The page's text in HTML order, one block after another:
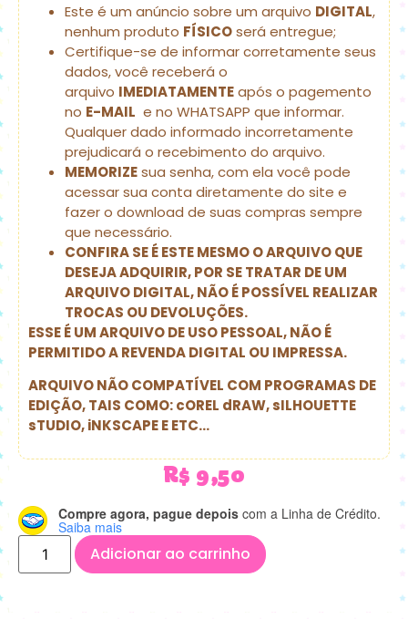
Este é um anúncio sobre um arquivo DIGITAL,
nenhum produto FÍSICOserá entregue;
Certifique-se de informar corretamente seus
dados, você receberá o
arquivo IMEDIATAMENTEapós o pagemento
no E-MAIL e no WHATSAPP que informar.
Qualquer dado informado incorretamente
prejudicará o recebimento do arquivo.
MEMORIZEsua senha, com ela você pode
acessar sua conta diretamente do site e
fazer o download de suas compras sempre
que necessário.
CONFIRA SE É ESTE MESMO O ARQUIVO QUE
DESEJA ADQUIRIR, POR SE TRATAR DE UM
ARQUIVO DIGITAL, NÃO É POSSÍVEL REALIZAR
TROCAS OU DEVOLUÇÕES.
ESSE É UM ARQUIVO DE USO PESSOAL, NÃO É
PERMITIDO A REVENDA DIGITAL OU IMPRESSA.
ARQUIVO NÃO COMPATÍVEL COM PROGRAMAS DE
EDIÇÃO, TAIS COMO: cOREL dRAW, sILHOUETTE
sTUDIO, iNKSCAPE E ETC…
R$ 9,50
Compre agora, pague depois com a Linha de Crédito.
Saiba mais
Adicionar ao carrinho